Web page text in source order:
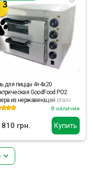
Купить
для пиццы 4+4х20
GoodFood PO2
из нержавеющей стали
В наличии
грн.